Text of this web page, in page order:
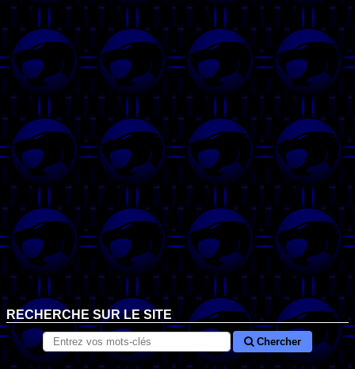
RECHERCHE SUR LE SITE
Chercher